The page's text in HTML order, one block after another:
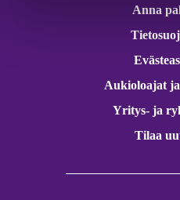
Anna
Aukioloajat
Yritys- ja
Tilaa